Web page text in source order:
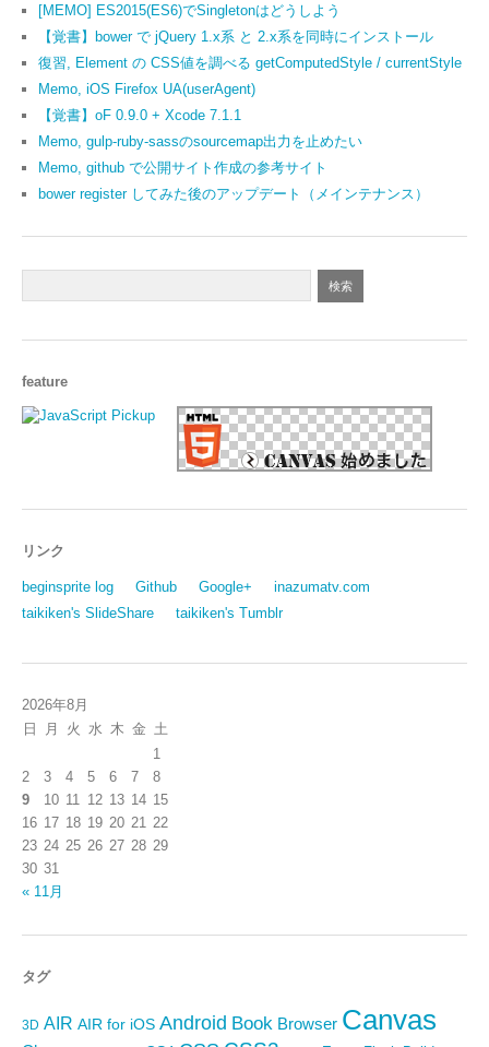
[MEMO] ES2015(ES6)でSingletonはどうしよう
【覚書】bower で jQuery 1.x系 と 2.x系を同時にインストール
復習, Element の CSS値を調べる getComputedStyle / currentStyle
Memo, iOS Firefox UA(userAgent)
【覚書】oF 0.9.0 + Xcode 7.1.1
Memo, gulp-ruby-sassのsourcemap出力を止めたい
Memo, github で公開サイト作成の参考サイト
bower register してみた後のアップデート（メインテナンス）
feature
リンク
beginsprite log Github Google+
inazumatv.com
taikiken's SlideShare
taikiken's Tumblr
2026年8月
日
月 火 水 木 金 土
1
2
3 4 5 6 7
8
9
10 11 12 13 14 15
16 17 18 19 20 21 22
23 24 25 26 27 28 29
30 31
« 11月
タグ
3D AIR AIR for iOS Android Book Browser Canvas